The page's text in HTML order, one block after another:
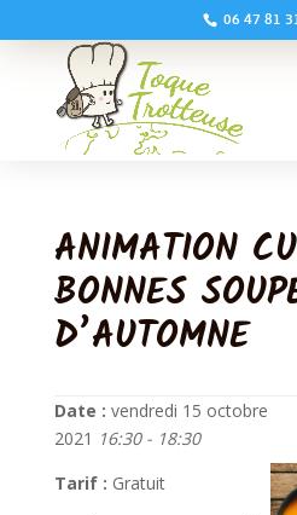
06 47 81
ANIMATION
BONNES
D’AUTOMNE
Date : vendredi 15 octobre
2021 16:30 - 18:30
Tarif : Gratuit